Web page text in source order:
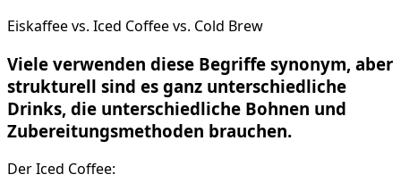
Eiskaffee vs. Iced Coffee vs. Cold Brew
Viele verwenden diese Begriffe synonym, aber
strukturell sind es ganz unterschiedliche
Drinks, die unterschiedliche Bohnen und
Zubereitungsmethoden brauchen.
Der Iced Coffee: